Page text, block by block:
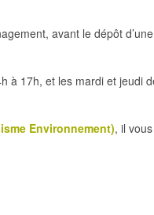
avant le dépôt
à 17h, et les mardi et jeudi
Environnement), il